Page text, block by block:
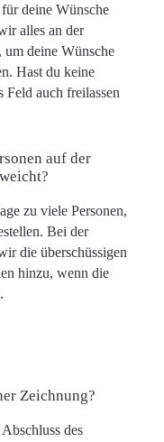
deine Wünsche
alles an der
deine Wünsche
Hast du keine
Feld auch freilassen
auf der
zu viele Personen,
Bei der
die überschüssigen
hinzu, wenn die
Zeichnung?
des